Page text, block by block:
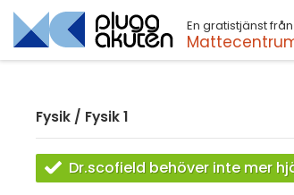
En gratistjänst från
Fysik / Fysik 1
Dr.scofield behöver inte mer
Sök